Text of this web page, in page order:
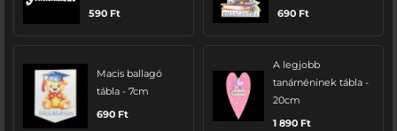
590 Ft
690 Ft
Macis ballagó
tábla - 7cm
690 Ft
A legjobb
tanárnéninek tábla -
20cm
1 890 Ft